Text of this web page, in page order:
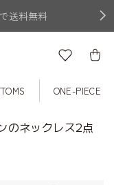
送料無料
ONE-PIECE
のネックレス2点